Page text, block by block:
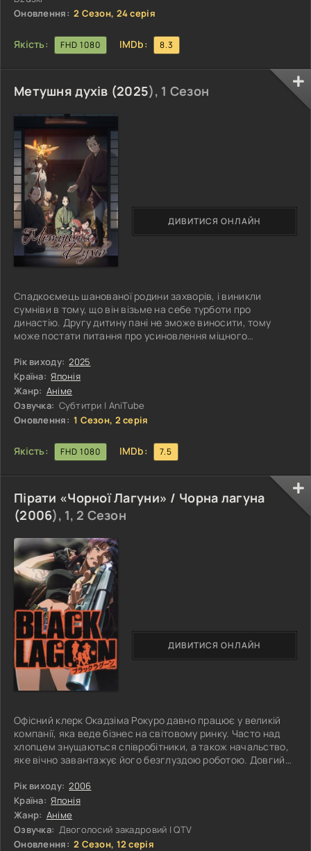
Оновлення: 2 Сезон, 24 серія
Якість: FHD 1080 IMDb: 8.3
Метушня духів (2025), 1 Сезон
Спадкоємець шанованої родини захворів, і виникли
сумніви в тому, що він візьме на себе турботи про
династію. Другу дитину пані не зможе виносити, тому
може постати питання про усиновлення міцного
двома підмайстрами. Він розповів йому про те, як матінка
молила бога про зачаття дитини, оскільки втратила
первістка. Старий попросив владику про помічників для
онука, і ті з'явилися, хіба що в людській подобі. А ще він
дав малюкові ліки, які
Рік виходу: 2025
Країна: Японія
Жанр: Аніме
Озвучка: Субтитри | AniTube
Оновлення: 1 Сезон, 2 серія
Якість: FHD 1080 IMDb: 7.5
ДИВИТИСЯ ОНЛАЙН
Пірати «Чорної Лагуни» / Чорна лагуна
(2006), 1, 2 Сезон
Офісний клерк Окадзіма Рокуро давно працює у великій
компанії, яка веде бізнес на світовому ринку. Часто над
хлопцем знущаються співробітники, а також начальство,
яке вічно завантажує його безглуздою роботою. Довгий
так вже й легко. Одного чудового дня начальник дав
важливе завдання Рокуро, і хлопцеві довелося вирушити в
тривалу поїздку, щоб доставити диск із конфіденційною
інформацією. Робоче відрядження почалося спокійно, але
незабаром
Рік виходу: 2006
Країна: Японія
Жанр: Аніме
Озвучка: Двоголосий закадровий | QTV
Оновлення: 2 Сезон, 12 серія
ДИВИТИСЯ ОНЛАЙН